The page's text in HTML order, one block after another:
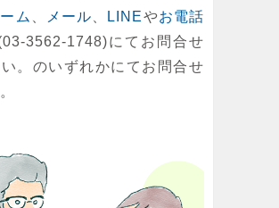
ム
メール LINEやお電話
3562-1748)にてお問合せ
い。のいずれかにてお問合せ